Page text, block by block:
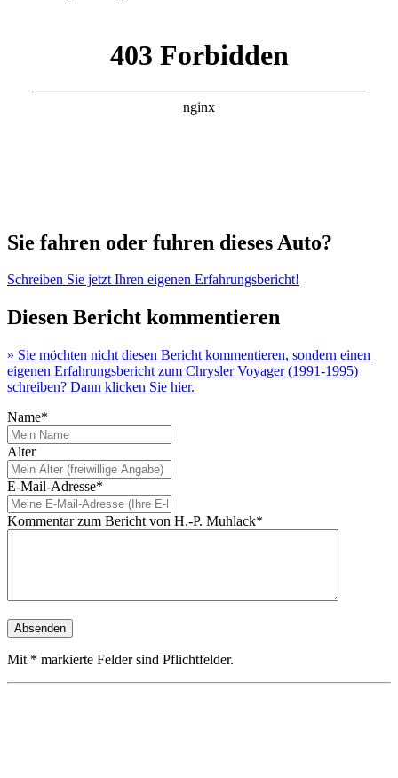
Sie fahren oder fuhren dieses Auto?
Schreiben Sie jetzt Ihren eigenen Erfahrungsbericht!
Diesen Bericht kommentieren
» Sie möchten nicht diesen Bericht kommentieren, sondern einen
eigenen Erfahrungsbericht zum Chrysler Voyager (1991-1995)
schreiben? Dann klicken Sie hier.
Name*
Alter
E-Mail-Adresse*
Kommentar zum Bericht von H.-P. Muhlack*
Mit * markierte Felder sind Pflichtfelder.